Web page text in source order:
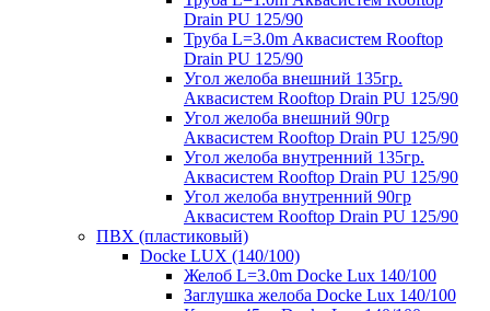
Drain PU 125/90
Труба L=3.0m Аквасистем Rooftop
Drain PU 125/90
Угол желоба внешний 135гр.
Аквасистем Rooftop Drain PU 125/90
Угол желоба внешний 90гр
Аквасистем Rooftop Drain PU 125/90
Угол желоба внутренний 135гр.
Аквасистем Rooftop Drain PU 125/90
Угол желоба внутренний 90гр
Аквасистем Rooftop Drain PU 125/90
ПВХ (пластиковый)
Docke LUX (140/100)
Желоб L=3.0m Docke Lux 140/100
Заглушка желоба Docke Lux 140/100